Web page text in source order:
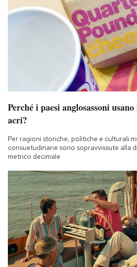
Perché i paesi anglosassoni
acri?
Per ragioni storiche, politiche e culturali
consuetudinarie sono sopravvissute alla
metrico decimale